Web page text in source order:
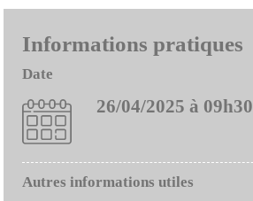
Informations pratiques
Date
26/04/2025 à 09h30
Autres informations utiles